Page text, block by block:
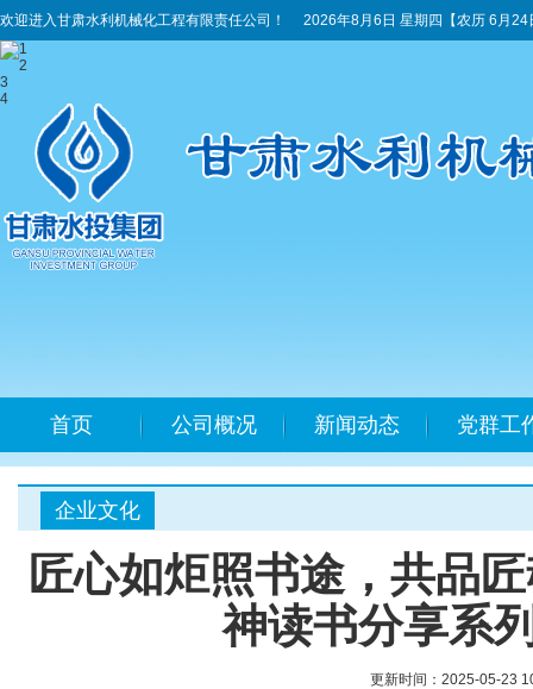
欢迎进入甘肃水利机械化工程有限责任公司！ 2026年8月6日 星期四
【农历 6月24
1
2
3
4
首页 公司概况 新闻动态 党群工
企业文化
匠心如炬照书途，共品
神读书分享系
更新时间：2025-05-23